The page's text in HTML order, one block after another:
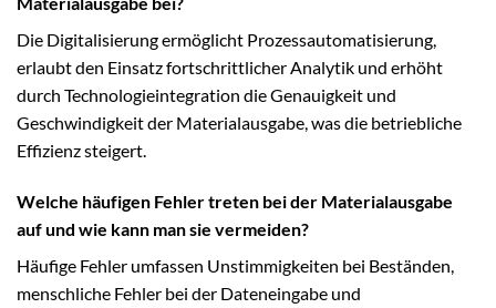
Die Digitalisierung ermöglicht Prozessautomatisierung,
erlaubt den Einsatz fortschrittlicher Analytik und erhöht
durch Technologieintegration die Genauigkeit und
Geschwindigkeit der Materialausgabe, was die betriebliche
Effizienz steigert.
Welche häufigen Fehler treten bei der Materialausgabe
auf und wie kann man sie vermeiden?
Häufige Fehler umfassen Unstimmigkeiten bei Beständen,
menschliche Fehler bei der Dateneingabe und